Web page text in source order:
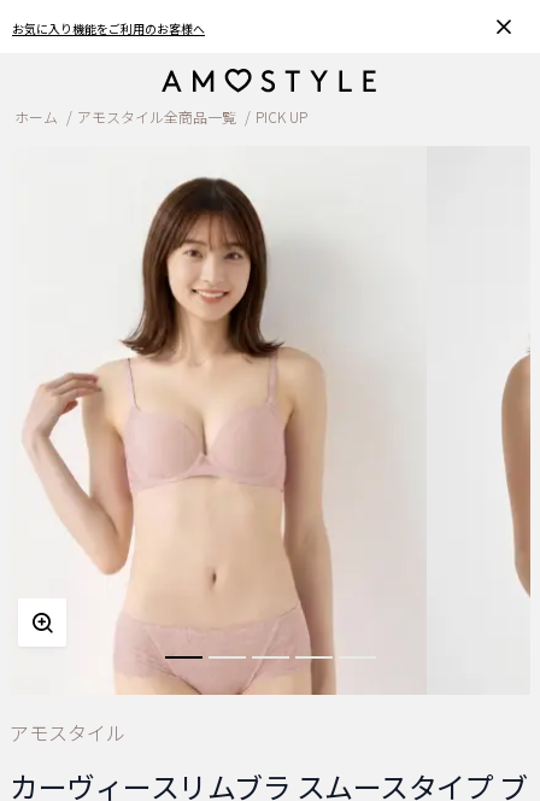
利用のお客様へ おうちで簡単♪ブラサイ
ホーム アモスタイル全商品一覧 PICK UP
アモスタイル
カーヴィースリムブラ スムースタイプ ブ